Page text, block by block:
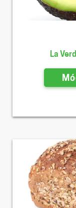
La